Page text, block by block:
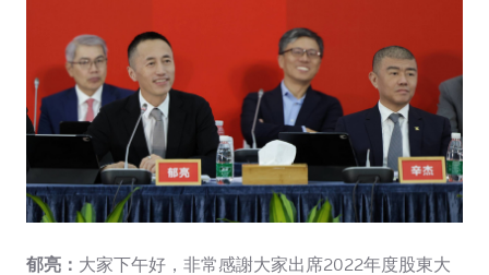
郁亮： 大家下午好，非常感謝大家出席2022年度股東大